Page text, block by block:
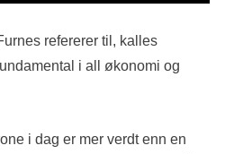
refererer til, kalles
i all økonomi og
i dag er mer verdt enn en